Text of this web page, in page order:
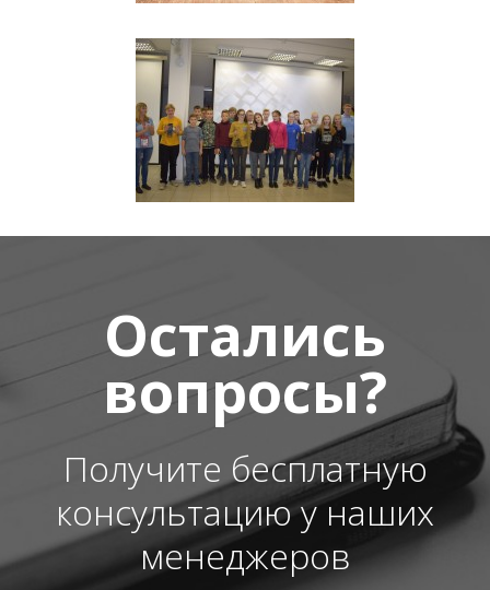
Остались
вопросы?
Получите бесплатную
консультацию у наших
менеджеров